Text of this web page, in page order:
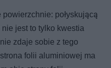
połyskującą
jest to tylko kwestia
zdaje sobie z tego
folii aluminiowej ma